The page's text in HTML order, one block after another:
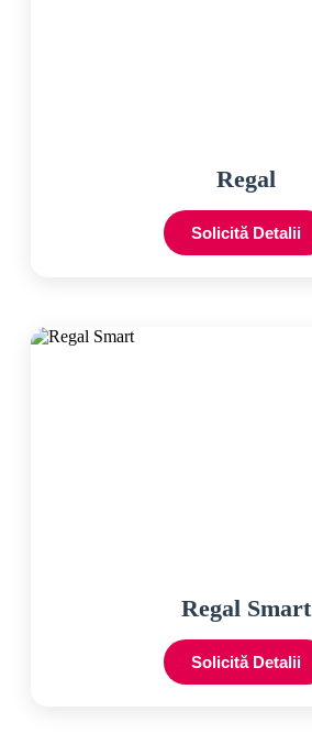
Regal
Solicită Detalii
Regal Smart
Solicită Detalii